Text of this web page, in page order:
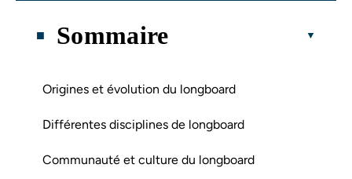
Sommaire
Origines et évolution du longboard
Différentes disciplines de longboard
Communauté et culture du longboard